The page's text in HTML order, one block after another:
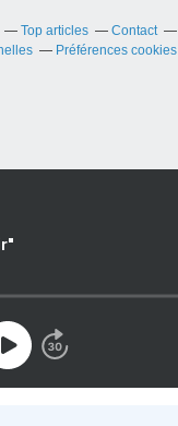
Top articles Contact
Préférences cookies